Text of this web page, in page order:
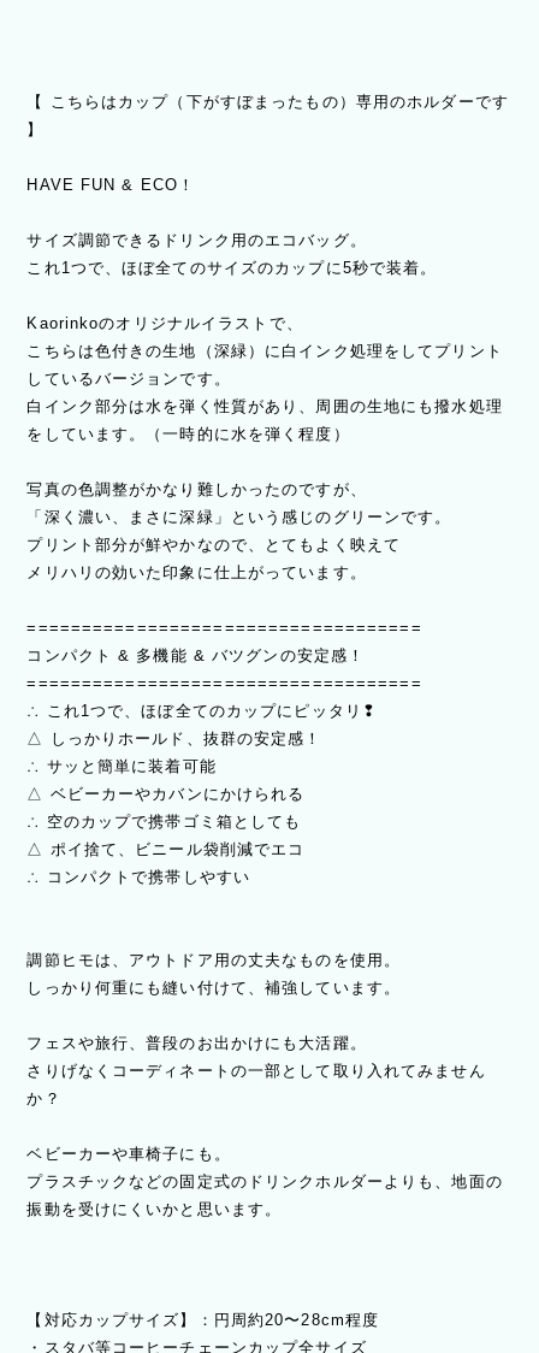
【 こちらはカップ（下がすぼまったもの）専用のホルダーです
】
HAVE FUN & ECO！
サイズ調節できるドリンク用のエコバッグ。
これ1つで、ほぼ全てのサイズのカップに5秒で装着。
Kaorinkoのオリジナルイラストで、
こちらは色付きの生地（深緑）に白インク処理をしてプリント
しているバージョンです。
白インク部分は水を弾く性質があり、周囲の生地にも撥水処理
をしています。（一時的に水を弾く程度）
写真の色調整がかなり難しかったのですが、
「深く濃い、まさに深緑」という感じのグリーンです。
プリント部分が鮮やかなので、とてもよく映えて
メリハリの効いた印象に仕上がっています。
====================================
コンパクト & 多機能 & バツグンの安定感！
====================================
∴ これ1つで、ほぼ全てのカップにピッタリ❢
△ しっかりホールド、抜群の安定感！
∴ サッと簡単に装着可能
△ ベビーカーやカバンにかけられる
∴ 空のカップで携帯ゴミ箱としても
△ ポイ捨て、ビニール袋削減でエコ
∴ コンパクトで携帯しやすい
調節ヒモは、アウトドア用の丈夫なものを使用。
しっかり何重にも縫い付けて、補強しています。
フェスや旅行、普段のお出かけにも大活躍。
さりげなくコーディネートの一部として取り入れてみません
か？
ベビーカーや車椅子にも。
プラスチックなどの固定式のドリンクホルダーよりも、地面の
振動を受けにくいかと思います。
【対応カップサイズ】：円周約20〜28cm程度
・スタバ等コーヒーチェーンカップ全サイズ